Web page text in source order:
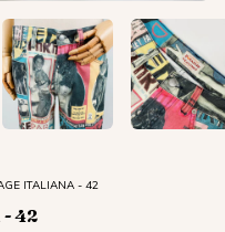
ITALIANA - 42
42